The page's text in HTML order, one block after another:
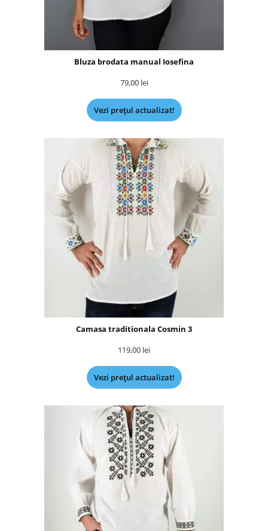
Bluza brodata manual Iosefina
79,00 lei
Vezi prețul actualizat!
Camasa traditionala Cosmin 3
119,00 lei
Vezi prețul actualizat!